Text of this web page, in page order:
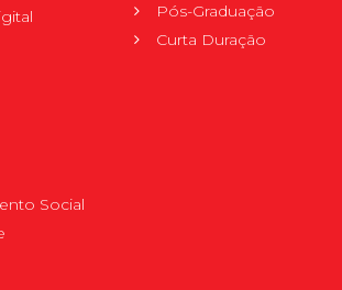
Social
Pós-Graduação
Curta Duração